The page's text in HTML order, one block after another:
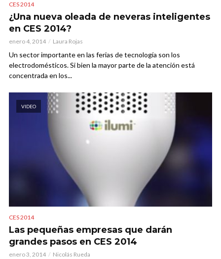
CES 2014
¿Una nueva oleada de neveras inteligentes
en CES 2014?
enero 4, 2014 Laura Rojas
Un sector importante en las ferias de tecnología son los
electrodomésticos. Si bien la mayor parte de la atención está
concentrada en los...
VIDEO
CES 2014
Las pequeñas empresas que darán
grandes pasos en CES 2014
enero 3, 2014 Nicolás Rueda